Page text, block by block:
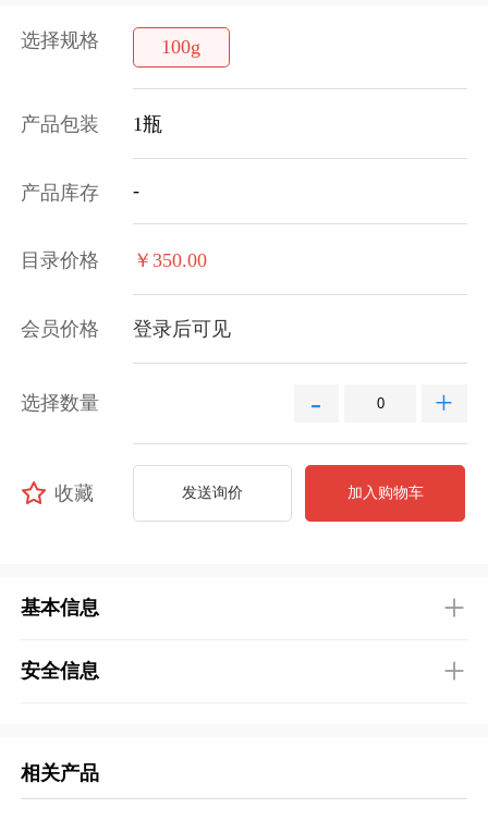
选择规格 100g
产品包装 1瓶
产品库存 -
目录价格 ￥350.00
会员价格 登录后可见
选择数量 - +
收藏 发送询价 加入购物车
基本信息
安全信息
相关产品